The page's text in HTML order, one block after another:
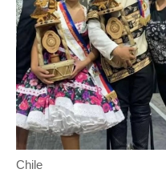
Chile